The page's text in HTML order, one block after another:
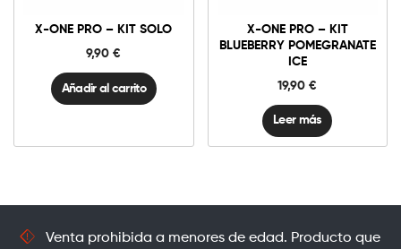
X-ONE PRO – KIT SOLO
9,90€
Solo
Añadir al carrito
X-ONE PRO – KIT
BLUEBERRY POMEGRANATE
ICE
19,90€
Leer más
Venta prohibida a menores de edad. Producto que